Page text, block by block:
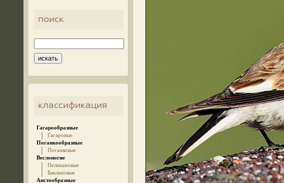
поиск
классификация
Гагарообразные
Гагаровые
Поганкообразные
Поганковые
Веслоногие
Пеликановые
Баклановые
Аистообразные